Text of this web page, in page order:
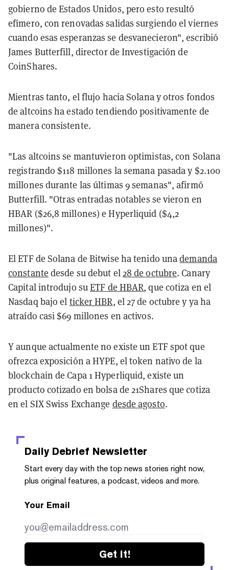
gobierno de Estados Unidos, pero esto resultó
efímero, con renovadas salidas surgiendo el viernes
cuando esas esperanzas se desvanecieron", escribió
James Butterfill, director de Investigación de
CoinShares.
Mientras tanto, el flujo hacia Solana y otros fondos
de altcoins ha estado tendiendo positivamente de
manera consistente.
"Las altcoins se mantuvieron optimistas, con Solana
registrando $118 millones la semana pasada y $2.100
millones durante las últimas 9 semanas", afirmó
Butterfill. "Otras entradas notables se vieron en
HBAR ($26,8 millones) e Hyperliquid ($4,2
millones)".
El ETF de Solana de Bitwise ha tenido unademanda
constante desde su debut el28 de octubre. Canary
Capital introdujo suETF de HBAR, que cotiza en el
Nasdaq bajo el ticker HBR, el 27 de octubre y ya ha
atraído casi $69 millones en activos.
Y aunque actualmente no existe un ETF spot que
ofrezca exposición a HYPE, el token nativo de la
blockchain de Capa 1 Hyperliquid, existe un
producto cotizado en bolsa de 21Shares que cotiza
en el SIX Swiss Exchange desde agosto.
Daily Debrief Newsletter
Start every day with the top news stories right now,
plus original features, a podcast, videos and more.
Your Email
Get it!